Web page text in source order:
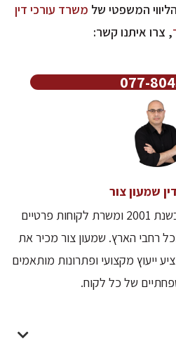
המשפטי של משרד עורכי דין
, צרו איתנו קשר:
077-
שמעון צור
משרד עורכי דין צור נוסד בשנת 2001 ומשרת לקוחות פרטיים
רחבי הארץ. שמעון צור מכיר את
ייעוץ מקצועי ופתרונות מותאמים
של כל לקוח.